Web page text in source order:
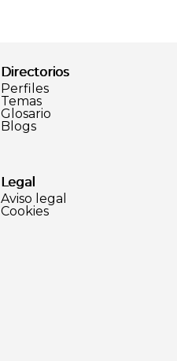
Directorios
Perfiles
Temas
Glosario
Blogs
Legal
Aviso legal
Cookies